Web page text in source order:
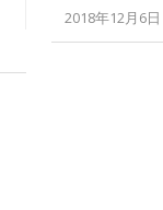
2018年12月6日